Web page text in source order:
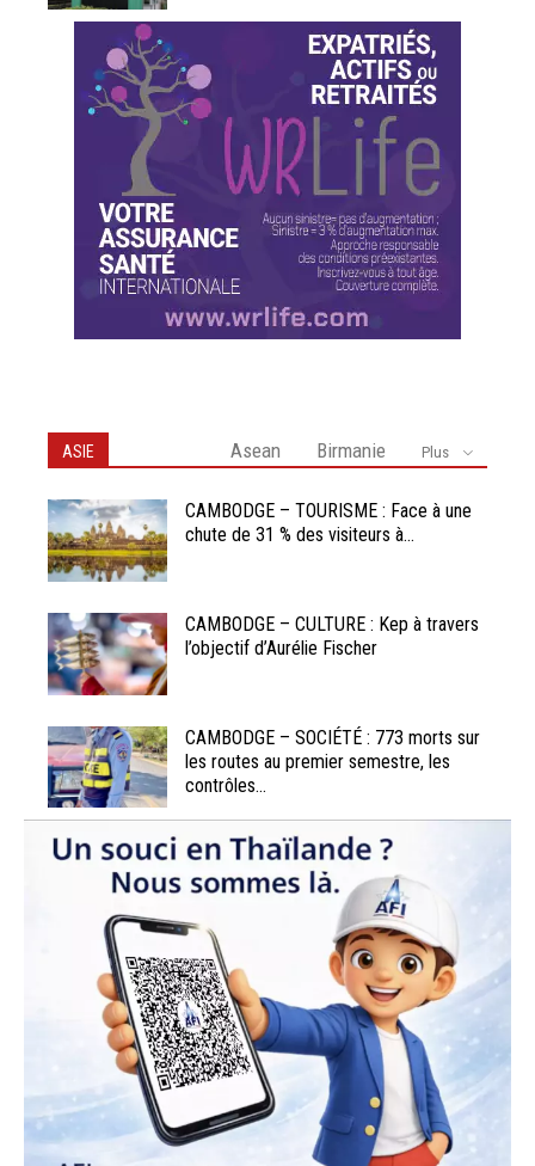
ASIE Asean Birmanie Plus
CAMBODGE – TOURISME : Face à une
chute de 31 % des visiteurs à...
CAMBODGE – CULTURE : Kep à travers
l’objectif d’Aurélie Fischer
CAMBODGE – SOCIÉTÉ : 773 morts sur
les routes au premier semestre, les
contrôles...